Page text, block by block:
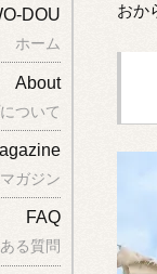
おか
DOU
ホーム
About
ついて
ガジン
FAQ
る質問